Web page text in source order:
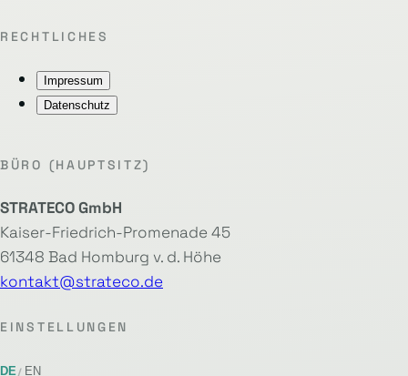
RECHTLICHES
Impressum
Datenschutz
BÜRO (HAUPTSITZ)
STRATECO GmbH
Kaiser-Friedrich-Promenade 45
61348 Bad Homburg v. d. Höhe
kontakt@strateco.de
EINSTELLUNGEN
DE EN